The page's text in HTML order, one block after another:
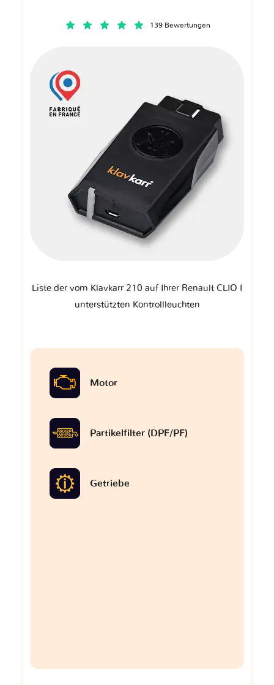
139 Bewertungen
Liste der vom Klavkarr 210 auf Ihrer Renault CLIO I
unterstützten Kontrollleuchten
Motor
Partikelfilter (DPF/PF)
Getriebe